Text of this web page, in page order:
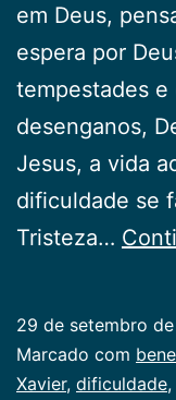
em Deus,
espera por
tempestades e
desenganos,
Jesus, a vida
dificuldade se
Tristeza…
29 de setembro
Categorizado
como
Marcado com
Xavier, dificuldade,